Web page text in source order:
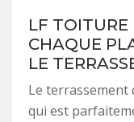
LF TOITURE
CHAQUE
LE
Le terrassement
qui est